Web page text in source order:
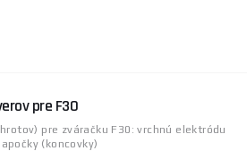
pre F30
pre zváračku F30: vrchnú elektródu
(koncovky)